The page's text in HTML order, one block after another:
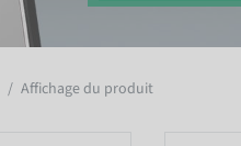
Affichage du produit